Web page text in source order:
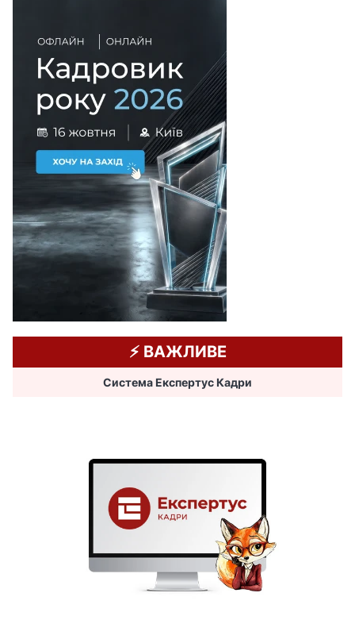
⚡️ ВАЖЛИВЕ
Система Експертус Кадри